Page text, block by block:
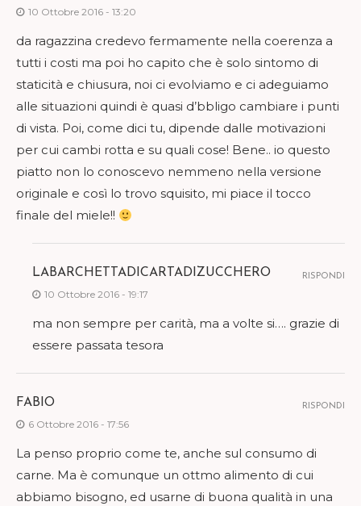
10 Ottobre 2016 - 13:20
da ragazzina credevo fermamente nella coerenza a
tutti i costi ma poi ho capito che è solo sintomo di
staticità e chiusura, noi ci evolviamo e ci adeguiamo
alle situazioni quindi è quasi d’bbligo cambiare i punti
di vista. Poi, come dici tu, dipende dalle motivazioni
per cui cambi rotta e su quali cose! Bene.. io questo
piatto non lo conoscevo nemmeno nella versione
originale e così lo trovo squisito, mi piace il tocco
finale del miele!!
LABARCHETTADICARTADIZUCCHERO
10 Ottobre 2016 - 19:17
ma non sempre per carità, ma a volte si…. grazie di
essere passata tesora
RISPONDI
FABIO
6 Ottobre 2016 - 17:56
La penso proprio come te, anche sul consumo di
carne. Ma è comunque un ottmo alimento di cui
abbiamo bisogno, ed usarne di buona qualità in una
RISPONDI